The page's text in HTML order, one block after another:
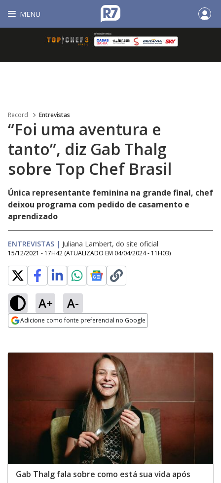
MENU
Record Entrevistas
“Foi uma aventura e
tanto”, diz Gab Thalg
sobre Top Chef Brasil
Única representante feminina na grande final, chef
deixou programa com pedido de casamento e
aprendizado
ENTREVISTAS | Juliana Lambert, do site oficial
15/12/2021 - 17H42 (ATUALIZADO EM 04/04/2024 - 11H03)
A+ A-
Adicione como fonte preferencial no Google
Gab Thalg fala sobre como está sua vida após